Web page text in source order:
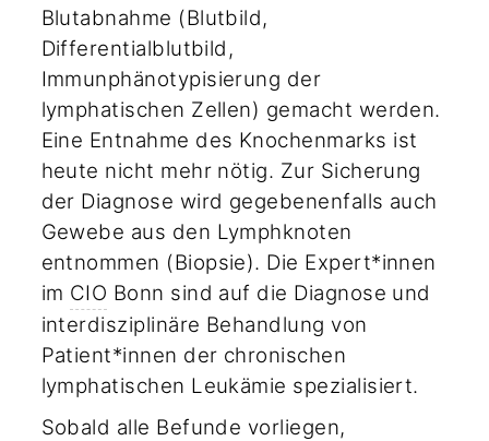
Blutabnahme (Blutbild,
Differentialblutbild,
Immunphänotypisierung der
lymphatischen Zellen) gemacht werden.
Eine Entnahme des Knochenmarks ist
heute nicht mehr nötig. Zur Sicherung
der Diagnose wird gegebenenfalls auch
Gewebe aus den Lymphknoten
entnommen (Biopsie). Die Expert*innen
im CIO Bonn sind auf die Diagnose und
interdisziplinäre Behandlung von
Patient*innen der chronischen
lymphatischen Leukämie spezialisiert.
Sobald alle Befunde vorliegen,